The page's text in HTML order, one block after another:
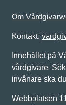
Om
Kontakt:
Innehållet på
vårdgivare.
invånare ska
Webbplatsen